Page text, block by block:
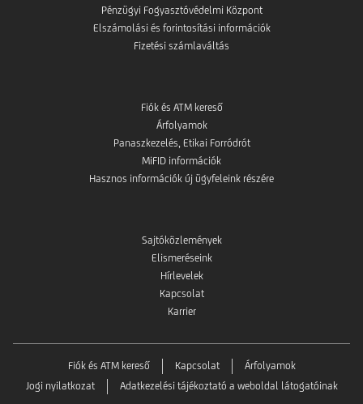
Pénzügyi Fogyasztóvédelmi Központ
Elszámolási és forintosítási információk
Fizetési számlaváltás
Fiók és ATM kereső
Árfolyamok
Panaszkezelés, Etikai Forródrót
MiFID információk
Hasznos információk új ügyfeleink részére
Sajtóközlemények
Elismeréseink
Hírlevelek
Kapcsolat
Karrier
Fiók és ATM kereső Kapcsolat
Árfolyamok
Jogi nyilatkozat
Adatkezelési tájékoztató a weboldal látogatóinak